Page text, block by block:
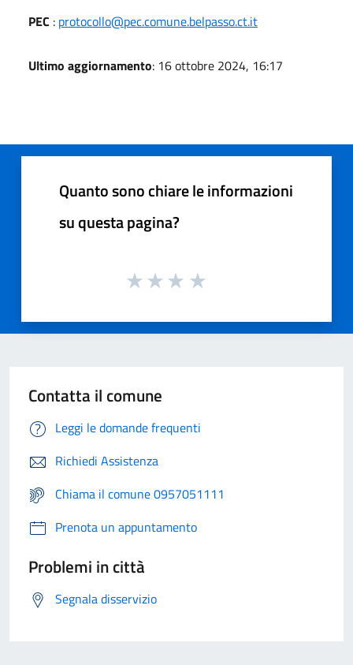
PEC : protocollo@pec.comune.belpasso.ct.it
Ultimo aggiornamento: 16 ottobre 2024, 16:17
Quanto sono chiare le informazioni
su questa pagina?
Contatta il comune
Leggi le domande frequenti
Richiedi Assistenza
Chiama il comune 0957051111
Prenota un appuntamento
Problemi in città
Segnala disservizio